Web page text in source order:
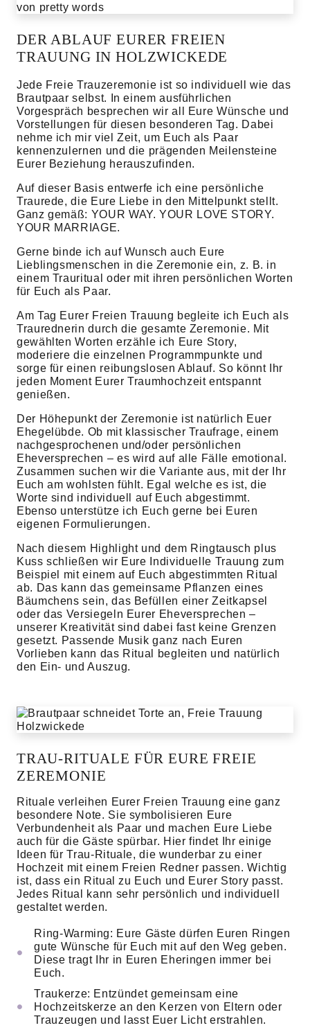
DER ABLAUF EURER FREIEN
TRAUUNG IN HOLZWICKEDE
Jede Freie Trauzeremonie ist so individuell wie das
Brautpaar selbst. In einem ausführlichen
Vorgespräch besprechen wir all Eure Wünsche und
Vorstellungen für diesen besonderen Tag. Dabei
nehme ich mir viel Zeit, um Euch als Paar
kennenzulernen und die prägenden Meilensteine
Eurer Beziehung herauszufinden.
Auf dieser Basis entwerfe ich eine persönliche
Traurede, die Eure Liebe in den Mittelpunkt stellt.
Ganz gemäß: YOUR WAY. YOUR LOVE STORY.
YOUR MARRIAGE.
Gerne binde ich auf Wunsch auch Eure
Lieblingsmenschen in die Zeremonie ein, z. B. in
einem Trauritual oder mit ihren persönlichen Worten
für Euch als Paar.
Am Tag Eurer Freien Trauung begleite ich Euch als
Traurednerin durch die gesamte Zeremonie. Mit
gewählten Worten erzähle ich Eure Story,
moderiere die einzelnen Programmpunkte und
sorge für einen reibungslosen Ablauf. So könnt Ihr
jeden Moment Eurer Traumhochzeit entspannt
genießen.
Der Höhepunkt der Zeremonie ist natürlich Euer
Ehegelübde. Ob mit klassischer Traufrage, einem
nachgesprochenen und/oder persönlichen
Eheversprechen – es wird auf alle Fälle emotional.
Zusammen suchen wir die Variante aus, mit der Ihr
Euch am wohlsten fühlt. Egal welche es ist, die
Worte sind individuell auf Euch abgestimmt.
Ebenso unterstütze ich Euch gerne bei Euren
eigenen Formulierungen.
Nach diesem Highlight und dem Ringtausch plus
Kuss schließen wir Eure Individuelle Trauung zum
Beispiel mit einem auf Euch abgestimmten Ritual
ab. Das kann das gemeinsame Pflanzen eines
Bäumchens sein, das Befüllen einer Zeitkapsel
oder das Versiegeln Eurer Eheversprechen –
unserer Kreativität sind dabei fast keine Grenzen
gesetzt. Passende Musik ganz nach Euren
Vorlieben kann das Ritual begleiten und natürlich
den Ein- und Auszug.
TRAU-RITUALE FÜR EURE FREIE
ZEREMONIE
Rituale verleihen Eurer Freien Trauung eine ganz
besondere Note. Sie symbolisieren Eure
Verbundenheit als Paar und machen Eure Liebe
auch für die Gäste spürbar. Hier findet Ihr einige
Ideen für Trau-Rituale, die wunderbar zu einer
Hochzeit mit einem Freien Redner passen. Wichtig
ist, dass ein Ritual zu Euch und Eurer Story passt.
Jedes Ritual kann sehr persönlich und individuell
gestaltet werden.
Ring-Warming: Eure Gäste dürfen Euren Ringen
gute Wünsche für Euch mit auf den Weg geben.
Diese tragt Ihr in Euren Eheringen immer bei
Euch.
Traukerze: Entzündet gemeinsam eine
Hochzeitskerze an den Kerzen von Eltern oder
Trauzeugen und lasst Euer Licht erstrahlen.